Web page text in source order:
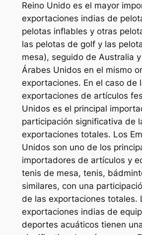
Reino Unido es el mayor
exportaciones indias de
pelotas inflables y otras
las pelotas de golf y las
mesa), seguido de Australia
Árabes Unidos en el mismo
exportaciones. En el caso de
exportaciones de artículos
Unidos es el principal
participación significativa de
exportaciones totales. Los
Unidos son uno de los
importadores de artículos y
tenis de mesa, tenis,
similares, con una
de las exportaciones totales.
exportaciones indias de
deportes acuáticos tienen